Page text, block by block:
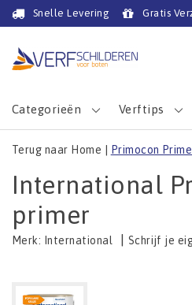
Snelle Levering Gratis
Categorieën Verftips
Terug naar Home Primocon
International
primer
Merk: International Schrijf je